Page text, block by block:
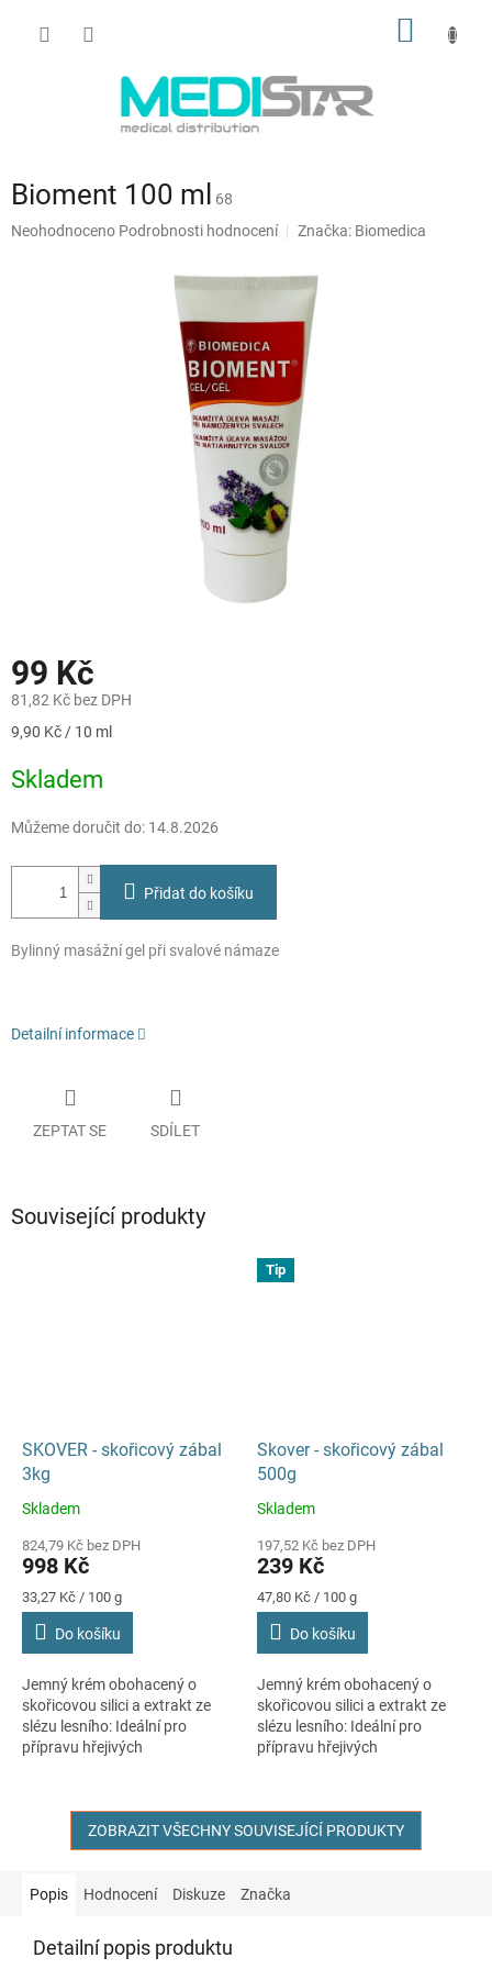
Bioment 100 ml
68
Průměrné
Neohodnoceno Podrobnosti hodnocení Značka: Biomedica
99 Kč
81,82 Kč bez DPH
Měrná
9,90 Kč / 10 ml
Skladem
Můžeme doručit do: 14.8.2026
Přidat do košíku
Bylinný masážní gel při svalové námaze
Detailní informace
ZEPTAT SE SDÍLET
Související produkty
SKOVER - skořicový zábal
3kg
Průměrné
produktu
je
5,0
z
hvězdiček.
Skladem
824,79 Kč bez DPH
998 Kč
Měrná
cena:
33,27 Kč / 100 g
Do košíku
Jemný krém obohacený o
skořicovou silici a extrakt ze
slézu lesního: Ideální pro
přípravu hřejivých
také jako...
Tip
Skover - skořicový zábal
500g
Průměrné
produktu
je
5,0
z
hvězdiček.
Skladem
197,52 Kč bez DPH
239 Kč
Měrná
cena:
47,80 Kč / 100 g
Do košíku
Jemný krém obohacený o
skořicovou silici a extrakt ze
slézu lesního: Ideální pro
přípravu hřejivých
také jako...
ZOBRAZIT VŠECHNY SOUVISEJÍCÍ PRODUKTY
Popis Hodnocení Diskuze Značka
Detailní popis produktu